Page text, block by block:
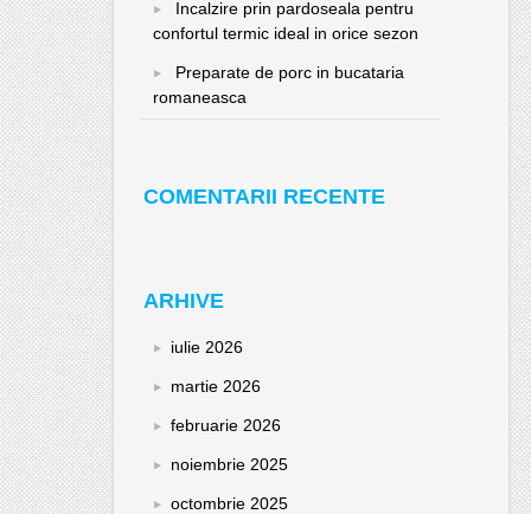
Incalzire prin pardoseala pentru
confortul termic ideal in orice sezon
Preparate de porc in bucataria
romaneasca
COMENTARII RECENTE
ARHIVE
iulie 2026
martie 2026
februarie 2026
noiembrie 2025
octombrie 2025